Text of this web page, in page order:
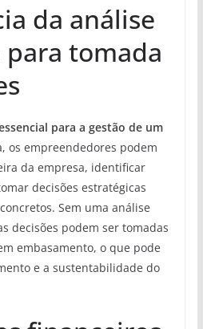
da análise
tomada
para a gestão de um
os empreendedores podem
da empresa, identificar
decisões estratégicas
Sem uma análise
decisões podem ser tomadas
embasamento, o que pode
e a sustentabilidade do